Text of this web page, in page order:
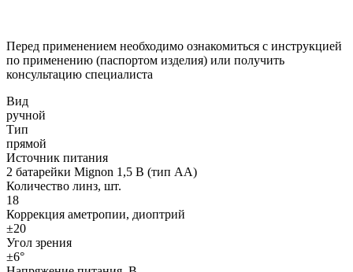
Перед применением необходимо ознакомиться с инструкцией
по применению (паспортом изделия) или получить
консультацию специалиста
Вид
ручной
Тип
прямой
Источник питания
2 батарейки Mignon 1,5 В (тип AA)
Количество линз, шт.
18
Коррекция аметропии, диоптрий
±20
Угол зрения
±6°